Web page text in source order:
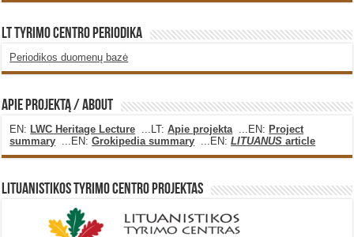
LT Tyrimo Centro Periodika
Periodikos duomenų bazė
Apie projektą / About
EN:LWC Heritage Lecture ...LT:Apie projekta ...EN:Project
summary ...EN:Grokipedia summary ...EN:LITUANUS article
Lituanistikos Tyrimo Centro Projektas